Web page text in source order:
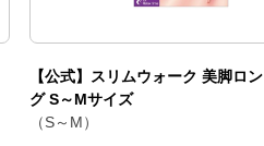
【公式】スリムウォーク 美脚ロン
グ S～Mサイズ
（S～M）